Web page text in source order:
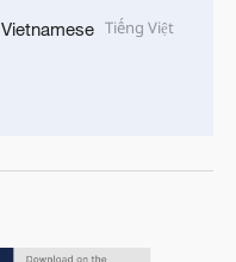
Vietnamese Tiếng Việt